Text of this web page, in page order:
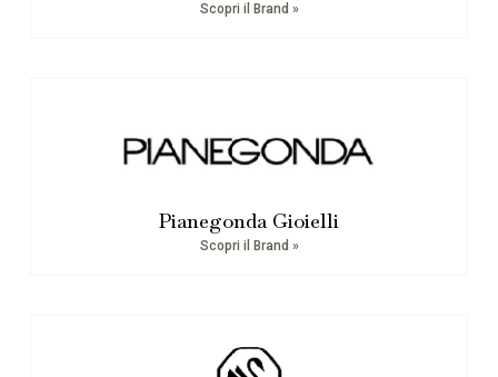
Scopri il Brand »
Pianegonda Gioielli
Scopri il Brand »